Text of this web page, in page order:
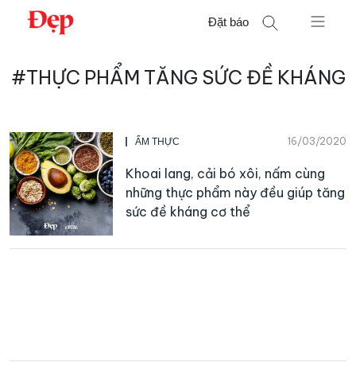
Chuyển
Đặt báo
kiếm
#THỰC PHẨM TĂNG SỨC ĐỀ KHÁNG
ẨM THỰC 16/03/2020
Khoai lang, cải bó xôi, nấm cùng
những thực phẩm này đều giúp tăng
sức đề kháng cơ thể